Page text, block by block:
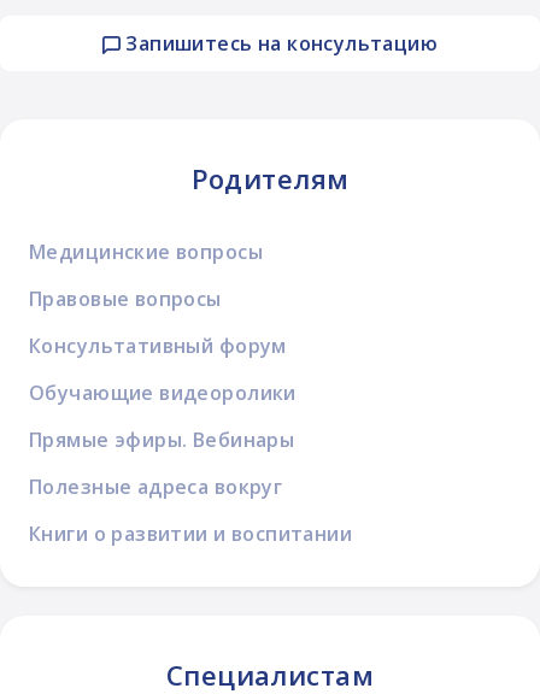
Запишитесь на консультацию
Родителям
Медицинские вопросы
Правовые вопросы
Консультативный форум
Обучающие видеоролики
Прямые эфиры. Вебинары
Полезные адреса вокруг
Книги о развитии и воспитании
Специалистам